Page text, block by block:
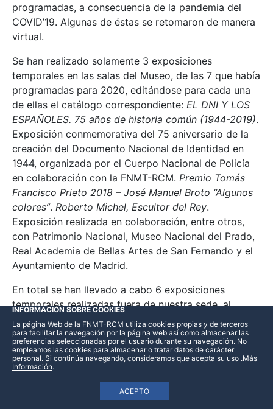
programadas, a consecuencia de la pandemia del
COVID’19. Algunas de éstas se retomaron de manera
virtual.
Se han realizado solamente 3 exposiciones
temporales en las salas del Museo, de las 7 que había
programadas para 2020, editándose para cada una
de ellas el catálogo correspondiente: EL DNI Y LOS
ESPAÑOLES. 75 años de historia común (1944-2019).
Exposición conmemorativa del 75 aniversario de la
creación del Documento Nacional de Identidad en
1944, organizada por el Cuerpo Nacional de Policía
en colaboración con la FNMT-RCM. Premio Tomás
Francisco Prieto 2018 – José Manuel Broto “Algunos
colores”. Roberto Michel, Escultor del Rey.
Exposición realizada en colaboración, entre otros,
con Patrimonio Nacional, Museo Nacional del Prado,
Real Academia de Bellas Artes de San Fernando y el
Ayuntamiento de Madrid.
En total se han llevado a cabo 6 exposiciones
temporales realizadas fuera de nuestra sede, al
itinerarse por Barcelona, Sevilla, Pamplona, Toledo,
Valencia y Vitoria la muestraEL DNI Y LOS
ESPAÑOLES. 75 años de historia común (1944-2019)
Se han atendido 180 consultas de investigadores y/o
entidades, sin contar con la atención telefónica y la
de los medios de comunicación.
INFORMACIÓN SOBRE COOKIES
La página Web de la FNMT-RCM utiliza cookies propias y de terceros
para facilitar la navegación por la página web así como almacenar las
preferencias seleccionadas por el usuario durante su navegación. No
empleamos las cookies para almacenar o tratar datos de carácter
personal. Si continúa navegando, consideramos que acepta su uso
ACEPTO
.Más
Información.